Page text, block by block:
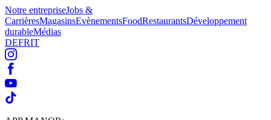
Notre entrepriseJobs &
CarrièresMagasinsEvènementsFoodRestaurantsDéveloppement
durableMédias
DEFRIT